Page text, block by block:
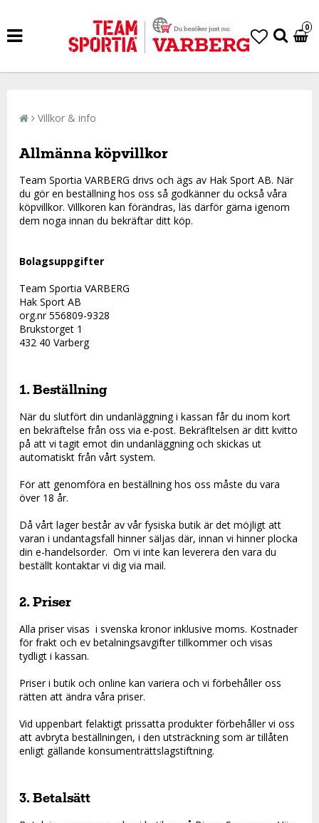
0
Villkor & info
Allmänna köpvillkor
Team Sportia VARBERG drivs och ägs av Hak Sport AB. När
du gör en beställning hos oss så godkänner du också våra
köpvillkor. Villkoren kan förändras, läs därför gärna igenom
dem noga innan du bekräftar ditt köp.
Bolagsuppgifter
Team Sportia VARBERG
Hak Sport AB
org.nr556809-9328
Brukstorget 1
432 40 Varberg
1. Beställning
När du slutfört din undanläggning i kassan får du inom kort
en bekräftelse från oss via e-post. Bekräfltelsen är ditt kvitto
på att vi tagit emot din undanläggning och skickas ut
automatiskt från vårt system.
För att genomföra en beställning hos oss måste du vara
över 18 år.
Då vårt lager består av vår fysiska butik är det möjligt att
varan i undantagsfall hinner säljas där, innan vi hinner plocka
din e-handelsorder. Om vi inte kan leverera den vara du
beställt kontaktar vi dig via mail.
2. Priser
Alla priser visas i svenska kronor inklusive moms. Kostnader
för frakt och ev betalningsavgifter tillkommer och visas
tydligt i kassan.
Priser i butik och online kan variera och vi förbehåller oss
rätten att ändra våra priser.
Vid uppenbart felaktigt prissatta produkter förbehåller vi oss
att avbryta beställningen, i den utsträckning som är tillåten
enligt gällande konsumenträttslagstiftning.
3. Betalsätt